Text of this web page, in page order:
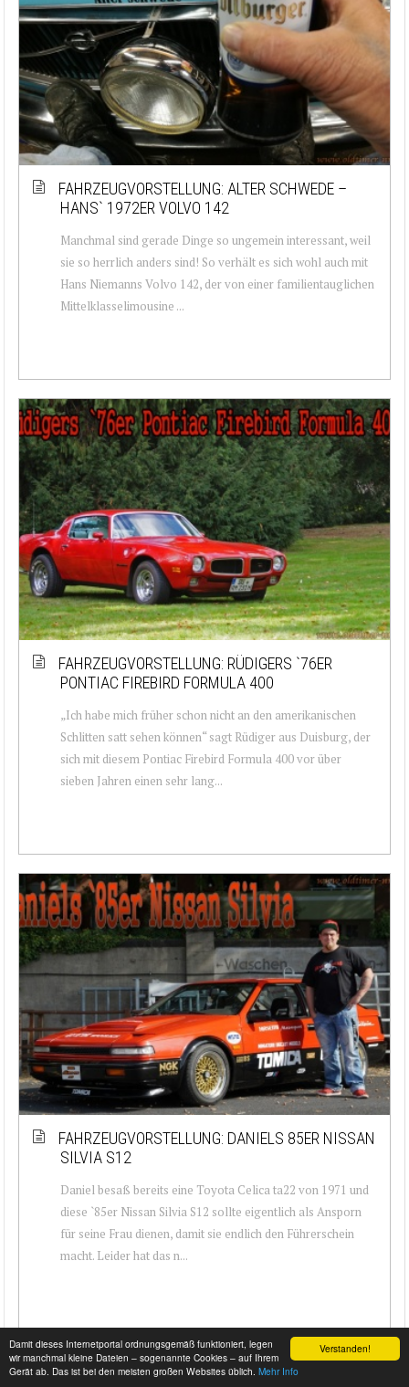
Verstanden!
Damit dieses Internetportal ordnungsgemäß funktioniert, legen
wir manchmal kleine Dateien – sogenannte Cookies – auf Ihrem
Gerät ab. Das ist bei den meisten großen Websites üblich. Mehr Info
FAHRZEUGVORSTELLUNG: ALTER SCHWEDE –
HANS` 1972ER VOLVO 142
Manchmal sind gerade Dinge so ungemein interessant, weil
sie so herrlich anders sind! So verhält es sich wohl auch mit
Hans Niemanns Volvo 142, der von einer familientauglichen
Mittelklasselimousine ...
FAHRZEUGVORSTELLUNG: RÜDIGERS `76ER
PONTIAC FIREBIRD FORMULA 400
„Ich habe mich früher schon nicht an den amerikanischen
Schlitten satt sehen können“ sagt Rüdiger aus Duisburg, der
sich mit diesem Pontiac Firebird Formula 400 vor über
sieben Jahren einen sehr lang...
FAHRZEUGVORSTELLUNG: DANIELS 85ER NISSAN
SILVIA S12
Daniel besaß bereits eine Toyota Celica ta22 von 1971 und
diese `85er Nissan Silvia S12 sollte eigentlich als Ansporn
für seine Frau dienen, damit sie endlich den Führerschein
macht. Leider hat das n...